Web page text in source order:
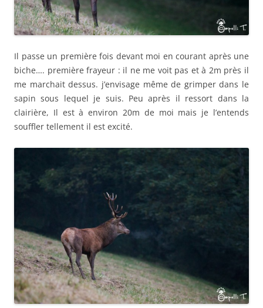
Il passe un première fois devant moi en courant après une
biche…. première frayeur : il ne me voit pas et à 2m près il
me marchait dessus. j’envisage même de grimper dans le
sapin sous lequel je suis. Peu après il ressort dans la
clairière, Il est à environ 20m de moi mais je l’entends
souffler tellement il est excité.